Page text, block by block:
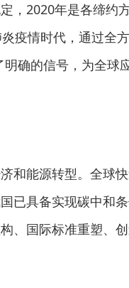
，2020年是各缔约
疫情时代，通过全
确的信号，为全球
能源转型。全球
已具备实现碳中和
、国际标准重塑、